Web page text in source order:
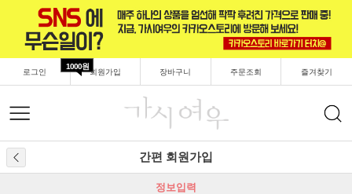
로그인 회원가입
1000원
장바구니 주문조회 즐겨찾기
간편 회원가입
정보입력